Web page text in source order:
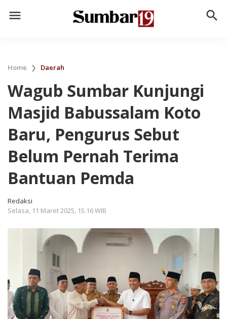
menu search
Home ❯ Daerah
Wagub Sumbar Kunjungi
Masjid Babussalam Koto
Baru, Pengurus Sebut
Belum Pernah Terima
Bantuan Pemda
Redaksi
Selasa, 11 Maret 2025, 15.16 WIB